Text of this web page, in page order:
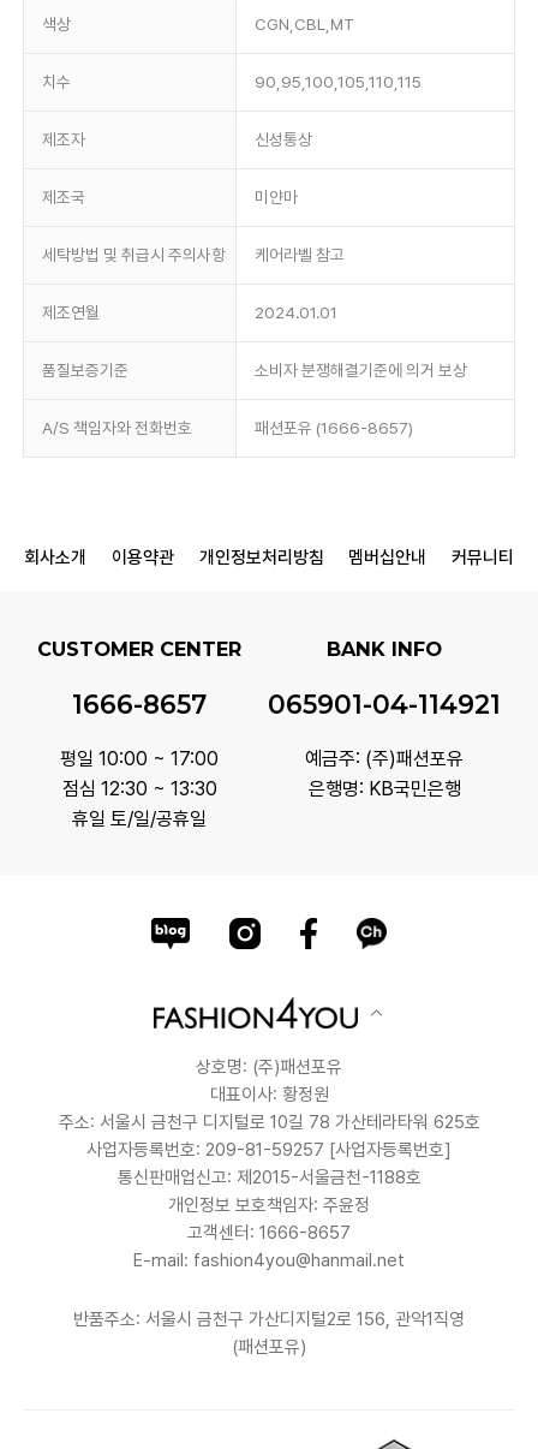
색상 CGN,CBL,MT
치수 90,95,100,105,110,115
제조자 신성통상
제조국 미얀마
세탁방법 및 취급시 주의사항 케어라벨 참고
제조연월 2024.01.01
품질보증기준 소비자 분쟁해결기준에 의거 보상
A/S 책임자와 전화번호 패션포유 (1666-8657)
회사소개 이용약관 개인정보처리방침 멤버십안내 커뮤니티
CUSTOMER CENTER
1666-8657
평일 10:00 ~ 17:00
점심 12:30 ~ 13:30
휴일 토/일/공휴일
BANK INFO
065901-04-114921
예금주: (주)패션포유
은행명: KB국민은행
상호명: (주)패션포유
대표이사: 황정원
주소: 서울시 금천구 디지털로 10길 78 가산테라타워 625호
사업자등록번호: 209-81-59257 [사업자등록번호]
통신판매업신고: 제2015-서울금천-1188호
개인정보 보호책임자: 주윤정
고객센터: 1666-8657
E-mail: fashion4you@hanmail.net
반품주소: 서울시 금천구 가산디지털2로 156, 관악1직영
(패션포유)